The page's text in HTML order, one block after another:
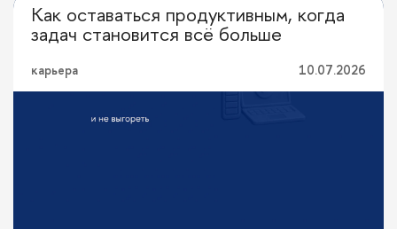
Личная эффективность
Как оставаться продуктивным, когда
задач становится всё больше
карьера 10.07.2026